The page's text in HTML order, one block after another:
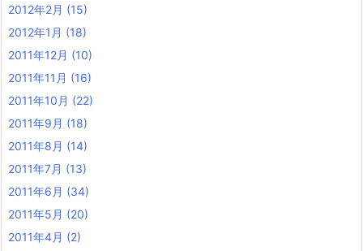
2012年2月 (15)
2012年1月 (18)
2011年12月 (10)
2011年11月 (16)
2011年10月 (22)
2011年9月 (18)
2011年8月 (14)
2011年7月 (13)
2011年6月 (34)
2011年5月 (20)
2011年4月 (2)